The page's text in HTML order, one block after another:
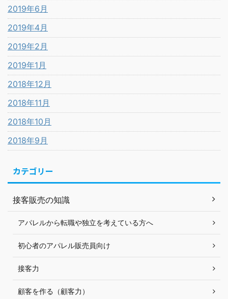
2019年6月
2019年4月
2019年2月
2019年1月
2018年12月
2018年11月
2018年10月
2018年9月
カテゴリー
接客販売の知識
アパレルから転職や独立を考えている方へ
初心者のアパレル販売員向け
接客力
顧客を作る（顧客力）